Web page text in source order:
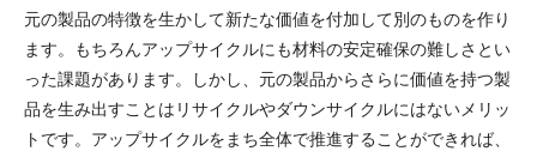
元の製品の特徴を生かして新たな価値を付加して別のものを作り
ます。もちろんアップサイクルにも材料の安定確保の難しさとい
った課題があります。しかし、元の製品からさらに価値を持つ製
品を生み出すことはリサイクルやダウンサイクルにはないメリッ
トです。アップサイクルをまち全体で推進することができれば、